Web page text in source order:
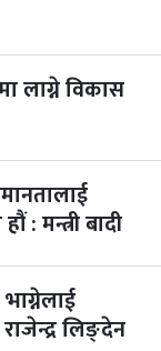
लाग्ने विकास
: मन्त्री बादी
लिङ्देन